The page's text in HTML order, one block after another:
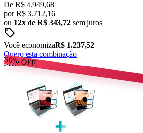
De R$ 4.949,68
por R$ 3.712,16
ou 12x de R$ 343,72 sem juros
sell
Você economizaR$ 1.237,52
Quero esta combinação
Melhor Preço
50%OFF